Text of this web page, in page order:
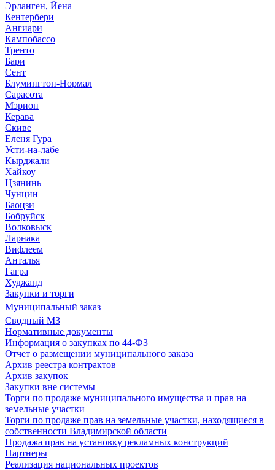
Эрланген, Йена
Кентербери
Ангиари
Кампобассо
Тренто
Бари
Сент
Блумингтон-Нормал
Сарасота
Мэрион
Керава
Скиве
Еленя Гура
Усти-на-лабе
Кырджали
Хайкоу
Цзянинь
Чунцин
Баоцзи
Бобруйск
Волковыск
Ларнака
Вифлеем
Анталья
Гагра
Худжанд
Закупки и торги
Муниципальный заказ
Сводный МЗ
Нормативные документы
Информация о закупках по 44-ФЗ
Отчет о размещении муниципального заказа
Архив реестра контрактов
Архив закупок
Закупки вне системы
Торги по продаже муниципального имущества и прав на
земельные участки
Торги по продаже прав на земельные участки, находящиеся в
собственности Владимирской области
Продажа прав на установку рекламных конструкций
Партнеры
Реализация национальных проектов